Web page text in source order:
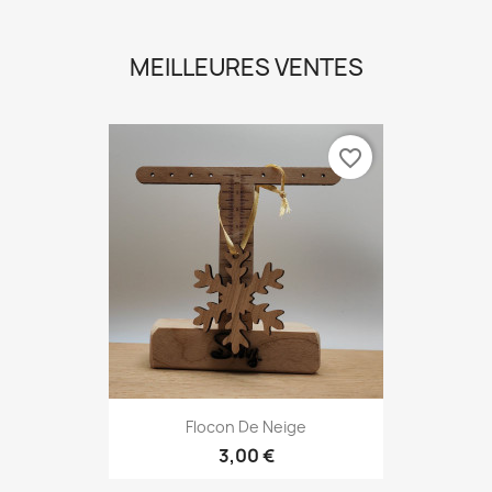
MEILLEURES VENTES
Flocon De Neige
3,00 €
favorite_border